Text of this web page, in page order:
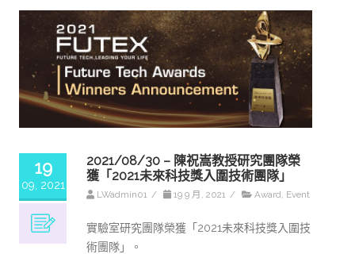
19
09, 2021
2021/08/30 – 陳祝嵩教授研究團隊榮
獲「2021未來科技獎入圍技術團隊」
LWadmin01 / 19 9 月, 2021 / Award Event
實驗室研究團隊榮獲「2021未來科技獎入圍技
術團隊」。